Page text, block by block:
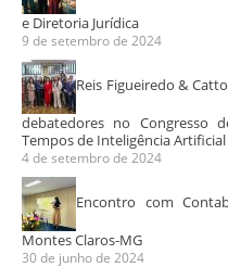
e Diretoria Jurídica
9 de setembro de 2024
Reis Figueiredo &
debatedores no Congresso
Tempos de Inteligência Artificial
4 de setembro de 2024
Encontro com
Montes Claros-MG
30 de junho de 2024